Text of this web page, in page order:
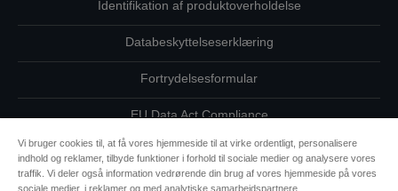
Identifikation af produktoverholdelse
Databeskyttelseserklæring
Fortrydelsesformular
EU Data Act Compliance
Kontakt os vedrørende dine data
Oplysninger om cookies
Vi bruger cookies til, at få vores hjemmeside til at virke ordentligt, personalisere
indhold og reklamer, tilbyde funktioner i forhold til sociale medier og analysere vores
traffik. Vi deler også information vedrørende din brug af vores hjemmeside på vores
sociale medier, i reklamer og med analytiske samarbejdspartnere.